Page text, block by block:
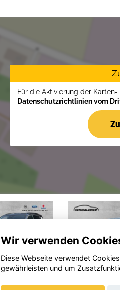
Für die Aktivierung der
Datenschutzrichtlinien vom
Wir verwenden
Diese Webseite verwendet
gewährleisten und um